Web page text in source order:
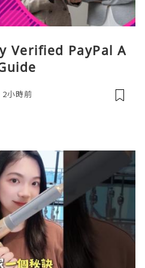
Verified PayPal A
2小時前